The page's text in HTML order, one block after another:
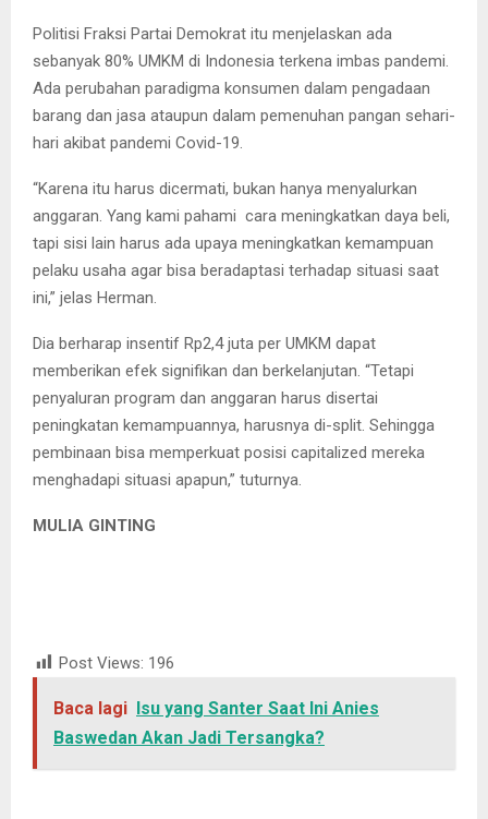
Politisi Fraksi Partai Demokrat itu menjelaskan ada
sebanyak 80% UMKM di Indonesia terkena imbas pandemi.
Ada perubahan paradigma konsumen dalam pengadaan
barang dan jasa ataupun dalam pemenuhan pangan sehari-
hari akibat pandemi Covid-19.
“Karena itu harus dicermati, bukan hanya menyalurkan
anggaran. Yang kami pahami cara meningkatkan daya beli,
tapi sisi lain harus ada upaya meningkatkan kemampuan
pelaku usaha agar bisa beradaptasi terhadap situasi saat
ini,” jelas Herman.
Dia berharap insentif Rp2,4 juta per UMKM dapat
memberikan efek signifikan dan berkelanjutan. “Tetapi
penyaluran program dan anggaran harus disertai
peningkatan kemampuannya, harusnya di-split. Sehingga
pembinaan bisa memperkuat posisi capitalized mereka
menghadapi situasi apapun,” tuturnya.
MULIA GINTING
Post Views: 196
Baca lagi
Isu yang Santer Saat Ini Anies
Baswedan Akan Jadi Tersangka?